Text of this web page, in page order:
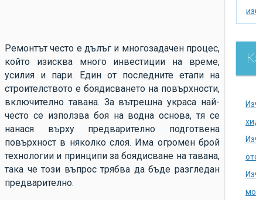
Ремонтът често е дълъг и многозадачен процес,
който изисква много инвестиции на време,
усилия и пари. Един от последните етапи на
строителството е боядисването на повърхности,
включително тавана. За вътрешна украса най-
често се използва боя на водна основа, тя се
нанася върху предварително подготвена
повърхност в няколко слоя. Има огромен брой
технологии и принципи за боядисване на тавана,
така че този въпрос трябва да бъде разгледан
предварително.